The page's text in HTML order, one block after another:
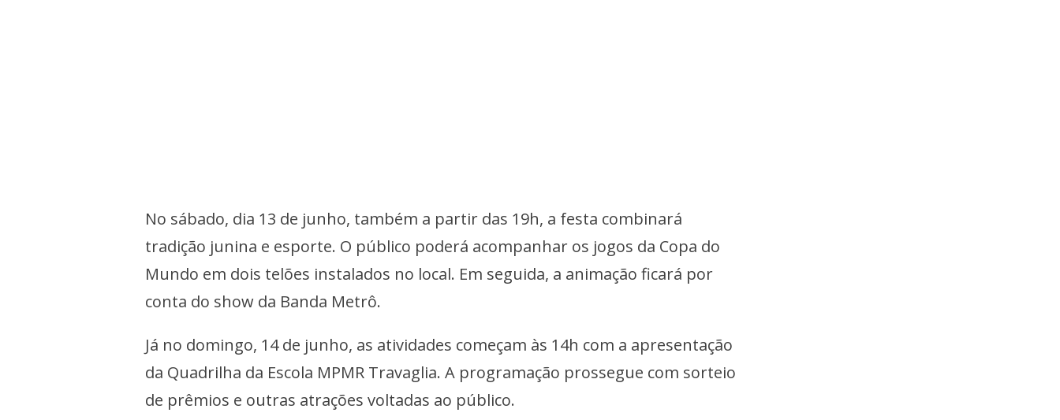
No sábado, dia 13 de junho, também a partir das 19h, a festa combinará
tradição junina e esporte. O público poderá acompanhar os jogos da Copa do
Mundo em dois telões instalados no local. Em seguida, a animação ficará por
conta do show da Banda Metrô.
Já no domingo, 14 de junho, as atividades começam às 14h com a apresentação
da Quadrilha da Escola MPMR Travaglia. A programação prossegue com sorteio
de prêmios e outras atrações voltadas ao público.